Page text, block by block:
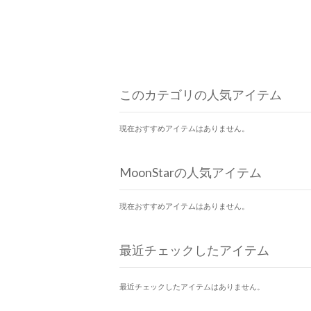
このカテゴリの人気アイテム
現在おすすめアイテムはありません。
MoonStarの人気アイテム
現在おすすめアイテムはありません。
最近チェックしたアイテム
最近チェックしたアイテムはありません。